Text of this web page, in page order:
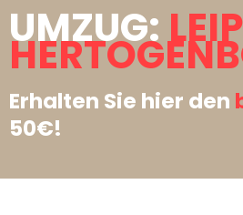
UMZUG:
Erhalten Sie hier den
50€!